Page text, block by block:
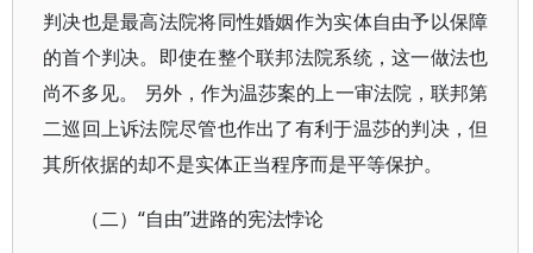
判决也是最高法院将同性婚姻作为实体自由予以保障
的首个判决。即使在整个联邦法院系统，这一做法也
尚不多见。 另外，作为温莎案的上一审法院，联邦第
二巡回上诉法院尽管也作出了有利于温莎的判决，但
其所依据的却不是实体正当程序而是平等保护。
（二）“自由”进路的宪法悖论